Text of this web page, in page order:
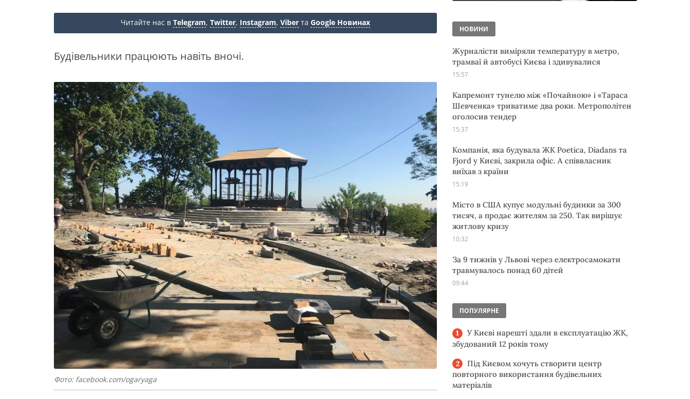
Читайте нас в Telegram, Twitter, Instagram, Viber та Google Новинах
Будівельники працюють навіть вночі.
Фото: facebook.com/ogaryaga
НОВИНИ
Журналісти виміряли температуру в метро,
трамваї й автобусі Києва і здивувалися
15:57
Капремонт тунелю між «Почайною» і «Тараса
Шевченка» триватиме два роки. Метрополітен
оголосив тендер
15:37
Компанія, яка будувала ЖК Poetica, Diadans та
Fjord у Києві, закрила офіс. А співвласник
виїхав з країни
15:19
Місто в США купує модульні будинки за 300
тисяч, а продає жителям за 250. Так вирішує
житлову кризу
10:32
За 9 тижнів у Львові через електросамокати
травмувалось понад 60 дітей
09:44
ПОПУЛЯРНЕ
У Києві нарешті здали в експлуатацію ЖК,
збудований 12 років тому
Під Києвом хочуть створити центр
повторного використання будівельних
матеріалів